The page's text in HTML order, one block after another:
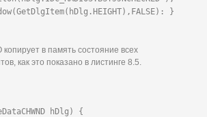
}
в память состояние всех
как это показано в листинге 8.5.
hDlg) {